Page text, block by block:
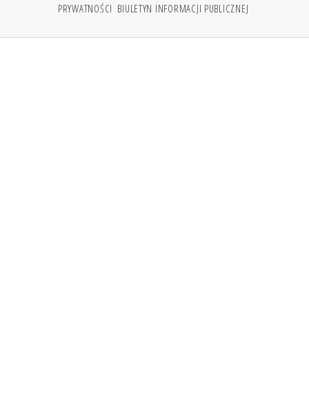
PRYWATNOŚCI BIULETYN INFORMACJI PUBLICZNEJ